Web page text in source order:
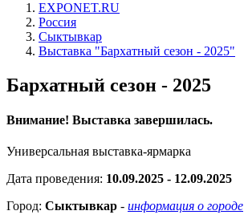
EXPONET.RU
Россия
Сыктывкар
Выставка "Бархатный сезон - 2025"
Бархатный сезон - 2025
Внимание! Выставка завершилась.
Универсальная выставка-ярмарка
Дата проведения: 10.09.2025 - 12.09.2025
Город: Сыктывкар - информация о городе